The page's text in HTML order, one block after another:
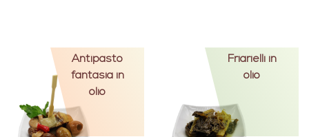
Antipasto
fantasia in
olio
Friarielli in
olio